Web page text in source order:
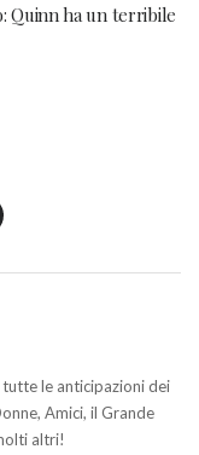
Quinn ha un terribile
le anticipazioni dei
Amici, il Grande
altri!